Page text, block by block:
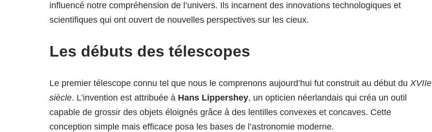
influencé notre compréhension de l’univers. Ils incarnent des innovations technologiques et
scientifiques qui ont ouvert de nouvelles perspectives sur les cieux.
Les débuts des télescopes
Le premier télescope connu tel que nous le comprenons aujourd’hui fut construit au début du XVIIe
siècle. L’invention est attribuée à Hans Lippershey, un opticien néerlandais qui créa un outil
capable de grossir des objets éloignés grâce à des lentilles convexes et concaves. Cette
conception simple mais efficace posa les bases de l’astronomie moderne.